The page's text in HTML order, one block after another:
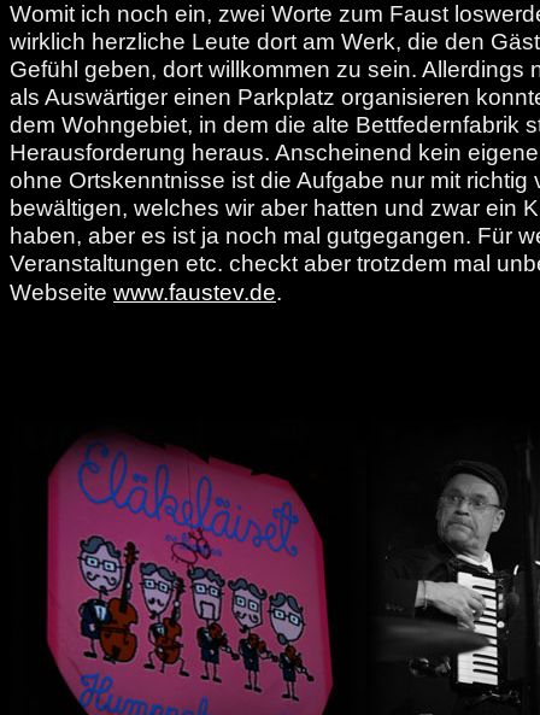
Womit ich noch ein, zwei Worte zum Faust
wirklich herzliche Leute dort am Werk, die den
Gefühl geben, dort willkommen zu sein. Allerdings
als Auswärtiger einen Parkplatz organisieren
dem Wohngebiet, in dem die alte Bettfedernfabrik
Herausforderung heraus. Anscheinend kein
ohne Ortskenntnisse ist die Aufgabe nur mit richtig
bewältigen, welches wir aber hatten und zwar ein
haben, aber es ist ja noch mal gutgegangen. Für
Veranstaltungen etc. checkt aber trotzdem mal
Webseite www.faustev.de.